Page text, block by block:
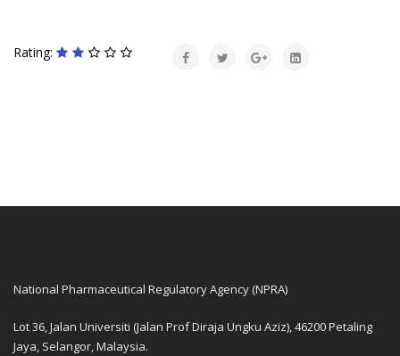
Rating:
National Pharmaceutical Regulatory Agency (NPRA)
Lot 36, Jalan Universiti (Jalan Prof Diraja Ungku Aziz), 46200 Petaling
Jaya, Selangor, Malaysia.